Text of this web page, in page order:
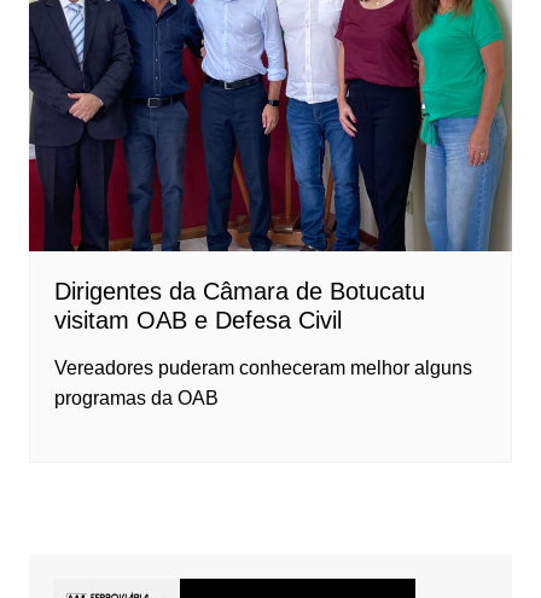
Dirigentes da Câmara de Botucatu
visitam OAB e Defesa Civil
Vereadores puderam conheceram melhor alguns
programas da OAB